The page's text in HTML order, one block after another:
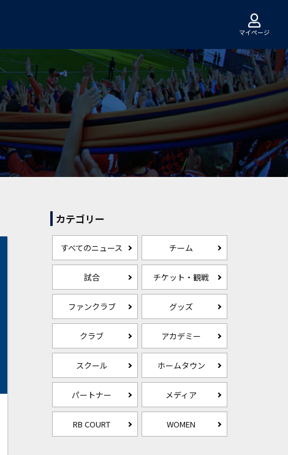
マイページ
カテゴリー
すべてのニュース チーム
試合 チケット・観戦
ファンクラブ グッズ
クラブ アカデミー
スクール ホームタウン
パートナー メディア
RB COURT WOMEN